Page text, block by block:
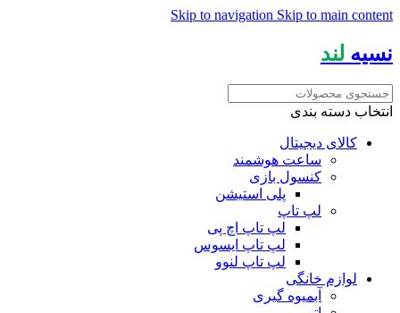
Skip to navigation Skip to main content
نسیه لند
انتخاب دسته بندی
کالای دیجیتال
ساعت هوشمند
کنسول بازی
پلی استیشن
لپ تاپ
لپ تاپ اچ پی
لپ تاپ ایسوس
لپ تاپ لنوو
لوازم خانگی
آبمیوه گیری